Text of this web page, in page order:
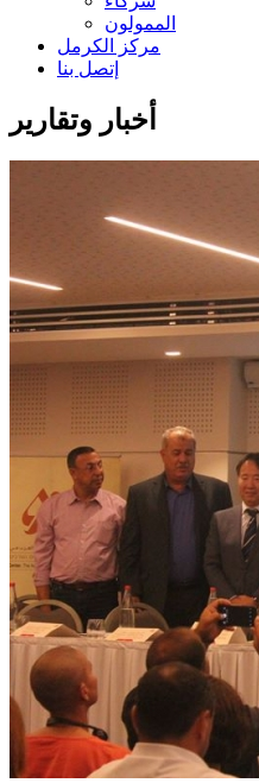
الممولون
مركز الكرمل
إتصل بنا
أخبار وتقارير